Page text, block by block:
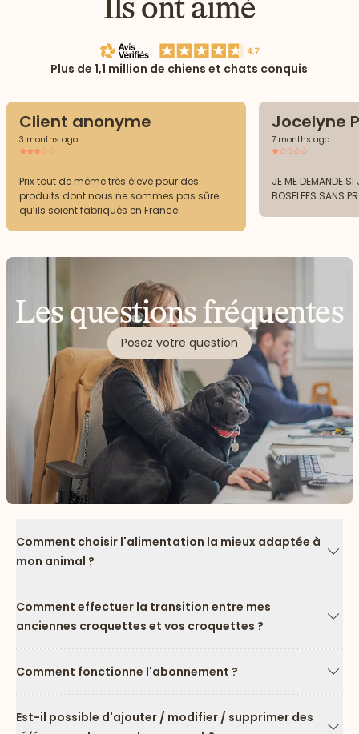
Plus de 1,1 million de chiens et chats conquis
Client anonyme
3 months ago
Prix tout de même très élevé pour des
produits dont nous ne sommes pas sûre
qu’ils soient fabriqués en France
Jocelyne
7 months ago
JE ME DEMANDE SI
BOSELEES SANS
Les questions fréquentes
Posez votre question
Comment choisir l'alimentation la mieux adaptée à
mon animal ?
Comment effectuer la transition entre mes
anciennes croquettes et vos croquettes ?
Comment fonctionne l'abonnement ?
Est-il possible d'ajouter / modifier / supprimer des